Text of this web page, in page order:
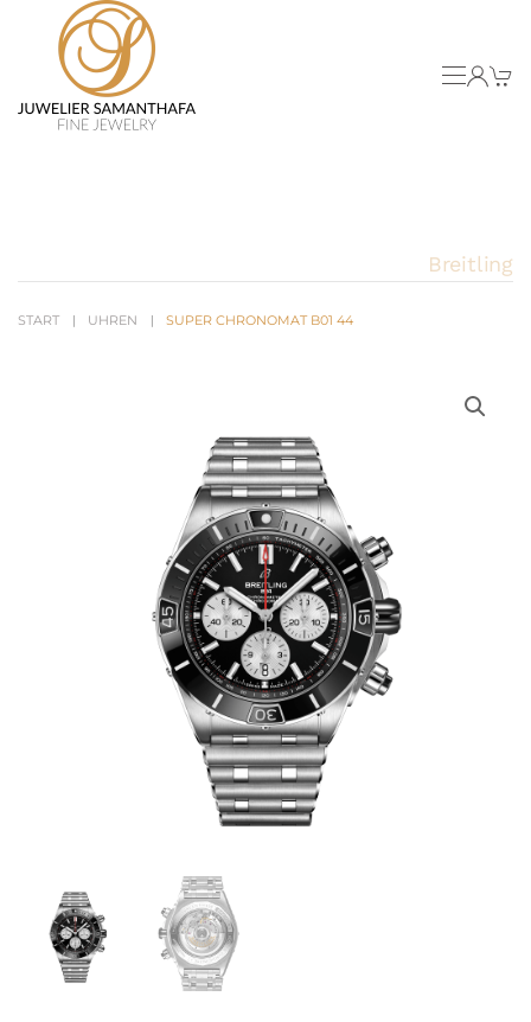
Skip to main content
Breitling
START UHREN SUPER CHRONOMAT B01 44